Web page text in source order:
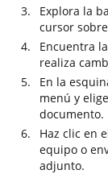
Explora la
cursor
Encuentra
realiza
En la
menú y
documento.
Haz clic en
equipo o
adjunto.